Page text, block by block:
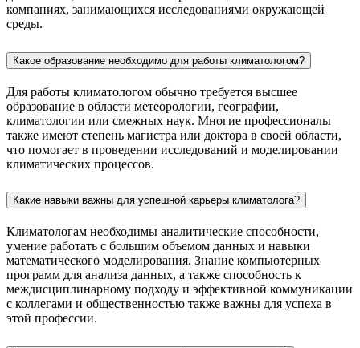
компаниях, занимающихся исследованиями окружающей
среды.
Какое образование необходимо для работы климатологом?
Для работы климатологом обычно требуется высшее
образование в области метеорологии, географии,
климатологии или смежных наук. Многие профессионалы
также имеют степень магистра или доктора в своей области,
что помогает в проведении исследований и моделировании
климатических процессов.
Какие навыки важны для успешной карьеры климатолога?
Климатологам необходимы аналитические способности,
умение работать с большим объемом данных и навыки
математического моделирования. Знание компьютерных
программ для анализа данных, а также способность к
междисциплинарному подходу и эффективной коммуникации
с коллегами и общественностью также важны для успеха в
этой профессии.